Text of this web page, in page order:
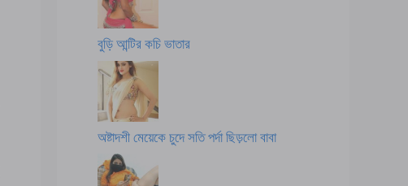
বুড়ি আন্টির কচি ভাতার
অষ্টাদশী মেয়েকে চুদে সতি পর্দা ছিড়লো বাবা